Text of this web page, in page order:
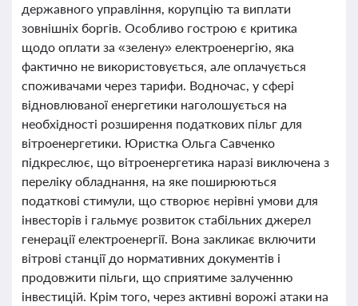
державного управління, корупцію та виплати
зовнішніх боргів. Особливо гострою є критика
щодо оплати за «зелену» електроенергію, яка
фактично не використовується, але оплачується
споживачами через тарифи. Водночас, у сфері
відновлюваної енергетики наголошується на
необхідності розширення податкових пільг для
вітроенергетики. Юристка Ольга Савченко
підкреслює, що вітроенергетика наразі виключена з
переліку обладнання, на яке поширюються
податкові стимули, що створює нерівні умови для
інвесторів і гальмує розвиток стабільних джерел
генерації електроенергії. Вона закликає включити
вітрові станції до нормативних документів і
продовжити пільги, що сприятиме залученню
інвестицій. Крім того, через активні ворожі атаки на